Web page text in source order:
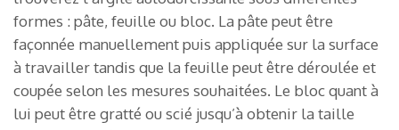
formes : pâte, feuille ou bloc. La pâte peut être
façonnée manuellement puis appliquée sur la surface
à travailler tandis que la feuille peut être déroulée et
coupée selon les mesures souhaitées. Le bloc quant à
lui peut être gratté ou scié jusqu’à obtenir la taille